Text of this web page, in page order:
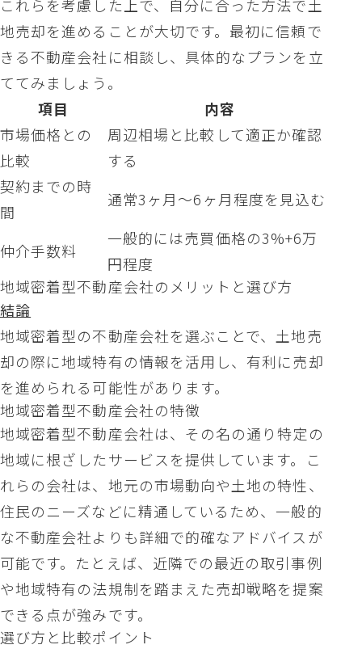
これらを考慮した上で、自分に合った方法で土
地売却を進めることが大切です。最初に信頼で
きる不動産会社に相談し、具体的なプランを立
ててみましょう。
項目
内容
市場価格との
比較
周辺相場と比較して適正か確認
する
契約までの時
間
通常3ヶ月〜6ヶ月程度を見込む
仲介手数料
一般的には売買価格の3%+6万
円程度
地域密着型不動産会社のメリットと選び方
結論
地域密着型の不動産会社を選ぶことで、土地売
却の際に地域特有の情報を活用し、有利に売却
を進められる可能性があります。
地域密着型不動産会社の特徴
地域密着型不動産会社は、その名の通り特定の
地域に根ざしたサービスを提供しています。こ
れらの会社は、地元の市場動向や土地の特性、
住民のニーズなどに精通しているため、一般的
な不動産会社よりも詳細で的確なアドバイスが
可能です。たとえば、近隣での最近の取引事例
や地域特有の法規制を踏まえた売却戦略を提案
できる点が強みです。
選び方と比較ポイント